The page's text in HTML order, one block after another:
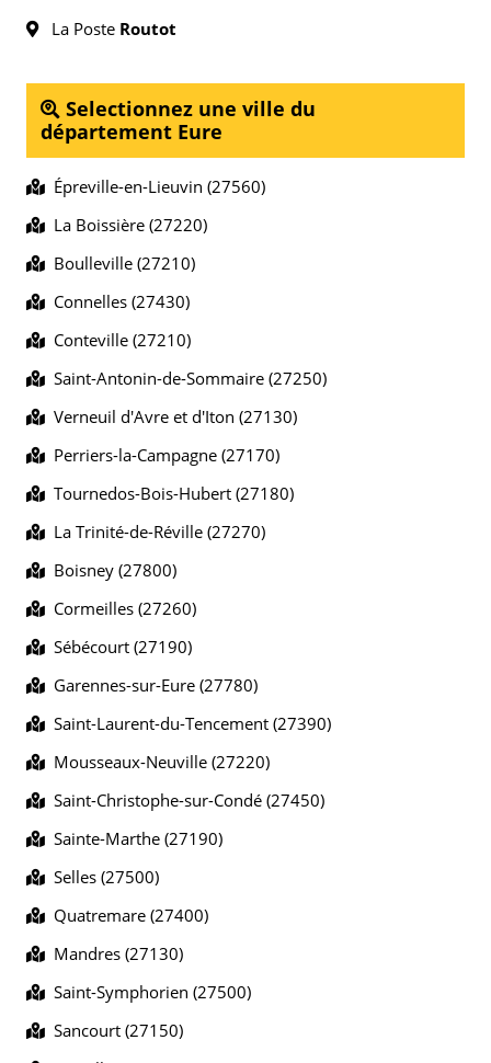
La Poste Routot
Selectionnez une ville du
département Eure
Épreville-en-Lieuvin (27560)
La Boissière (27220)
Boulleville (27210)
Connelles (27430)
Conteville (27210)
Saint-Antonin-de-Sommaire (27250)
Verneuil d'Avre et d'Iton (27130)
Perriers-la-Campagne (27170)
Tournedos-Bois-Hubert (27180)
La Trinité-de-Réville (27270)
Boisney (27800)
Cormeilles (27260)
Sébécourt (27190)
Garennes-sur-Eure (27780)
Saint-Laurent-du-Tencement (27390)
Mousseaux-Neuville (27220)
Saint-Christophe-sur-Condé (27450)
Sainte-Marthe (27190)
Selles (27500)
Quatremare (27400)
Mandres (27130)
Saint-Symphorien (27500)
Sancourt (27150)